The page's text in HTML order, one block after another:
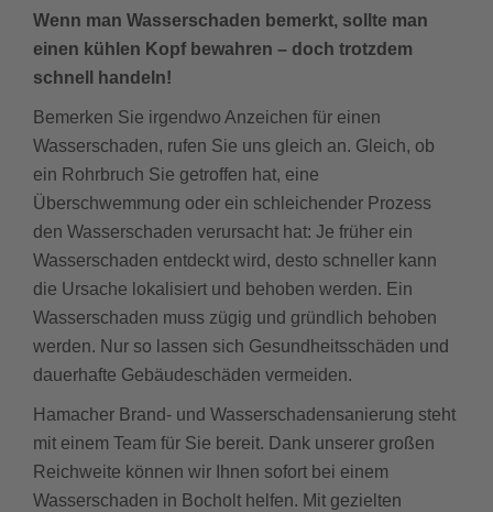
Wenn man Wasserschaden bemerkt, sollte man
einen kühlen Kopf bewahren – doch trotzdem
schnell handeln!
Bemerken Sie irgendwo Anzeichen für einen
Wasserschaden, rufen Sie uns gleich an. Gleich, ob
ein Rohrbruch Sie getroffen hat, eine
Überschwemmung oder ein schleichender Prozess
den Wasserschaden verursacht hat: Je früher ein
Wasserschaden entdeckt wird, desto schneller kann
die Ursache lokalisiert und behoben werden. Ein
Wasserschaden muss zügig und gründlich behoben
werden. Nur so lassen sich Gesundheitsschäden und
dauerhafte Gebäudeschäden vermeiden.
Hamacher Brand- und Wasserschadensanierung steht
mit einem Team für Sie bereit. Dank unserer großen
Reichweite können wir Ihnen sofort bei einem
Wasserschaden in Bocholt helfen. Mit gezielten